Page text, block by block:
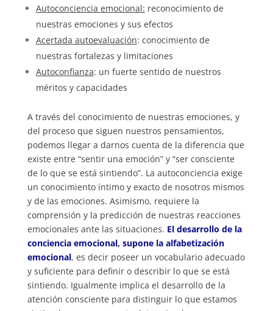
Autoconciencia emocional: reconocimiento de
nuestras emociones y sus efectos
Acertada autoevaluación: conocimiento de
nuestras fortalezas y limitaciones
Autoconfianza: un fuerte sentido de nuestros
méritos y capacidades
A través del conocimiento de nuestras emociones, y
del proceso que siguen nuestros pensamientos,
podemos llegar a darnos cuenta de la diferencia que
existe entre “sentir una emoción” y “ser consciente
de lo que se está sintiendo”. La autoconciencia exige
un conocimiento íntimo y exacto de nosotros mismos
y de las emociones. Asimismo, requiere la
comprensión y la predicción de nuestras reacciones
emocionales ante las situaciones. El desarrollo de la
conciencia emocional, supone la alfabetización
emocional, es decir poseer un vocabulario adecuado
y suficiente para definir o describir lo que se está
sintiendo. Igualmente implica el desarrollo de la
atención consciente para distinguir lo que estamos